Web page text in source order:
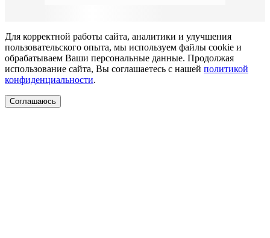
Для корректной работы сайта, аналитики и улучшения
пользовательского опыта, мы используем файлы cookie и
обрабатываем Ваши персональные данные. Продолжая
использование сайта, Вы соглашаетесь с нашей политикой
конфиденциальности.
Соглашаюсь